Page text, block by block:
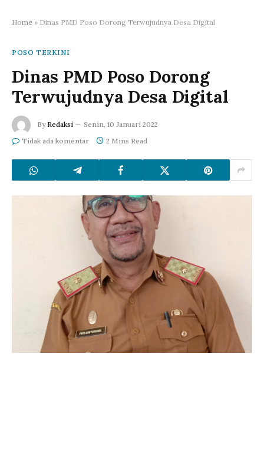
Home » Dinas PMD Poso Dorong Terwujudnya Desa Digital
POSO TERKINI
Dinas PMD Poso Dorong
Terwujudnya Desa Digital
By Redaksi
Senin, 10 Januari 2022
Tidak ada komentar
2 Mins Read